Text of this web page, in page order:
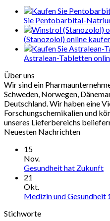
Sie Pentobarbital-
(Stanozolol) online
Astralean-Tabletten
Über uns
Wir sind ein
Schweden, Norwegen,
Deutschland. Wir haben eine
Forschungschemikalien und
unseres Lieferbereichs
Neuesten Nachrichten
15
Nov.
Gesundheit hat Zukunft
21
Okt.
Medizin und Gesundheit
Stichworte